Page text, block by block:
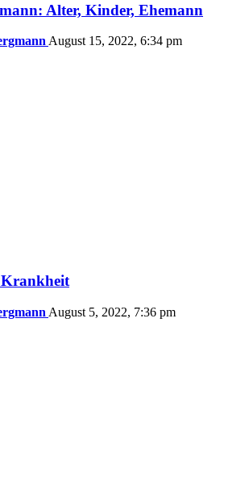
Alter, Kinder, Ehemann
August 15, 2022, 6:34 pm
August 5, 2022, 7:36 pm